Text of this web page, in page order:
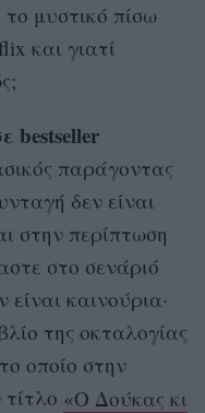
μυστικό πίσω
και γιατί
bestseller
παράγοντας
δεν είναι
στην περίπτωση
στο σενάριό
καινούρια·
της οκταλογίας
οποίο στην
«Ο Δούκας κι